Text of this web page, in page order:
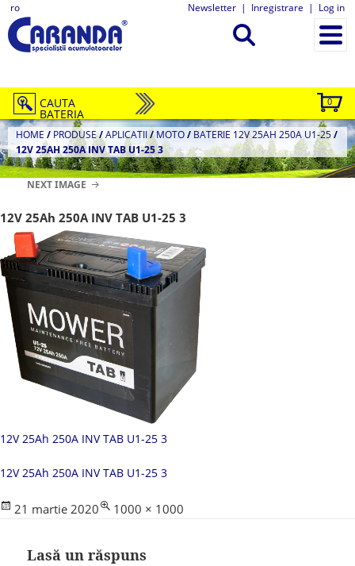
ro Newsletter | Inregistrare | Log in
0
CAUTA
BATERIA
HOME / PRODUSE/APLICATII/MOTO/ BATERIE 12V 25AH 250A U1-25/
12V 25AH 250A INV TAB U1-25 3
NEXT IMAGE
12V 25Ah 250A INV TAB U1-25 3
12V 25Ah 250A INV TAB U1-25 3
12V 25Ah 250A INV TAB U1-25 3
Posted
21 martie 2020
Full
1000 × 1000
Lasă un răspuns